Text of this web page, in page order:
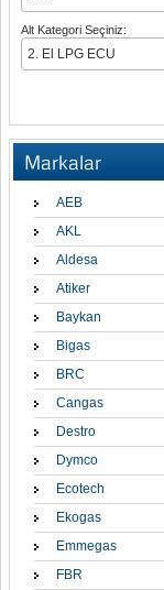
Alt Kategori Seçiniz:
Markalar
AEB
AKL
Aldesa
Atiker
Baykan
Bigas
BRC
Cangas
Destro
Dymco
Ecotech
Ekogas
Emmegas
FBR